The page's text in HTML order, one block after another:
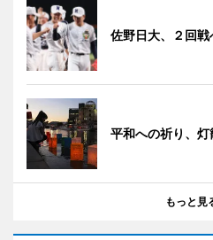
佐野日大、２回
平和への祈り、灯
もっと見